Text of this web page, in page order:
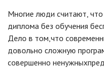
Многие люди считают, что
диплома без обучения
Дело в том,что
довольно сложную
совершенно